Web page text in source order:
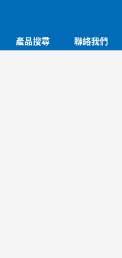
產品搜尋 聯絡我們